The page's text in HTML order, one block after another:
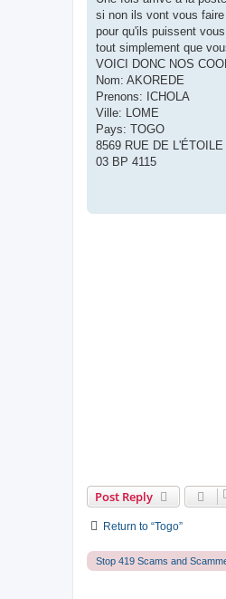
si non ils vont vous
pour qu'ils puissent
tout simplement que
VOICI DONC NOS
Nom: AKOREDE
Prenons: ICHOLA
Ville: LOME
Pays: TOGO
8569 RUE DE L'ÉTOILE
03 BP 4115
Post Reply
Return to “Togo”
Stop 419 Scams and